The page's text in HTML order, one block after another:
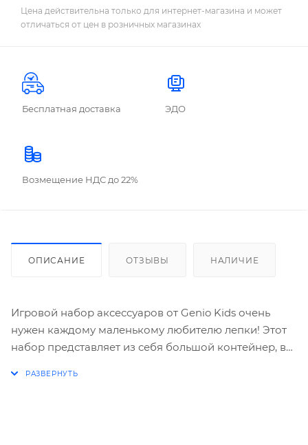
Цена действительна только для интернет-магазина и может
отличаться от цен в розничных магазинах
Бесплатная доставка ЭДО
Возмещение НДС до 22%
ОПИСАНИЕ ОТЗЫВЫ НАЛИЧИЕ
Игровой набор аксессуаров от Genio Kids очень
нужен каждому маленькому любителю лепки! Этот
набор представляет из себя большой контейнер, в